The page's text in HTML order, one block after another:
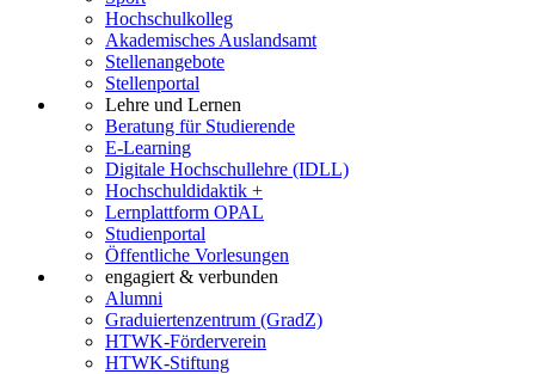
Hochschulkolleg
Akademisches Auslandsamt
Stellenangebote
Stellenportal
Lehre und Lernen
Beratung für Studierende
E-Learning
Digitale Hochschullehre (IDLL)
Hochschuldidaktik +
Lernplattform OPAL
Studienportal
Öffentliche Vorlesungen
engagiert & verbunden
Alumni
Graduiertenzentrum (GradZ)
HTWK-Förderverein
HTWK-Stiftung